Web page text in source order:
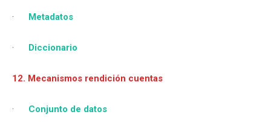
· Metadatos
· Diccionario
12. Mecanismos rendición cuentas
· Conjunto de datos